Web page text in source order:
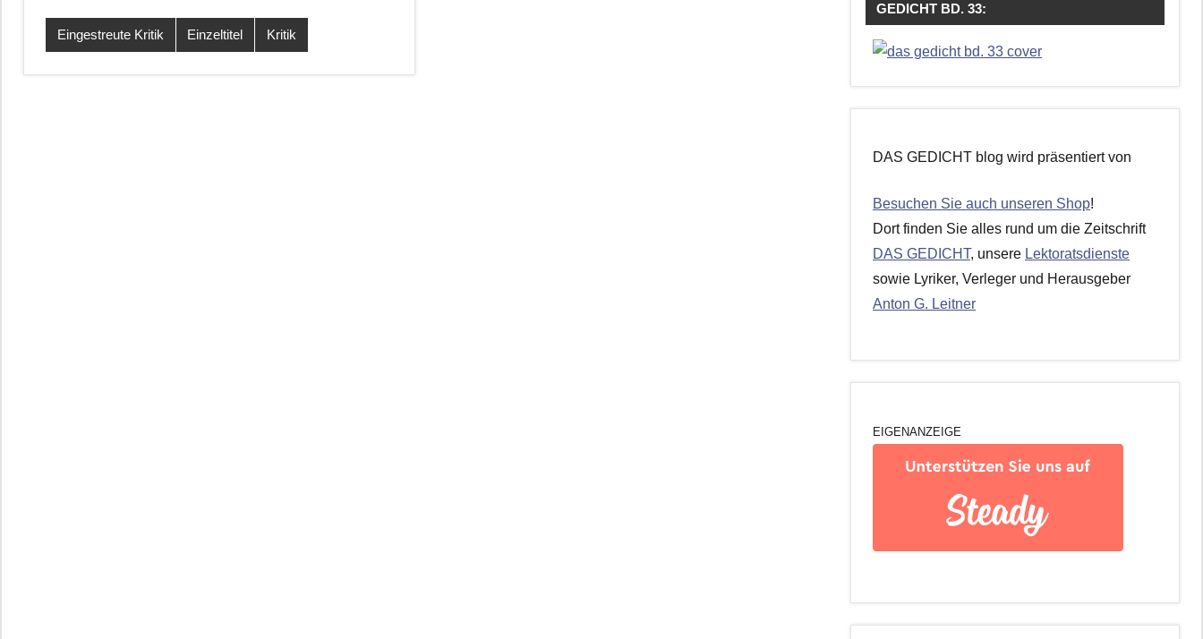
Eingestreute Kritik Einzeltitel Kritik
GEDICHT BD. 33:
DAS GEDICHT blog wird präsentiert von
Besuchen Sie auch unseren Shop!
Dort finden Sie alles rund um die Zeitschrift
DAS GEDICHT, unsere Lektoratsdienste
sowie Lyriker, Verleger und Herausgeber
Anton G. Leitner
EIGENANZEIGE